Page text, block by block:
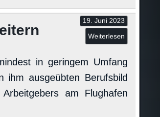
19. Juni 2023
Weiterlesen
in geringem Umfang
ihm ausgeübten Berufsbild
am Flughafen